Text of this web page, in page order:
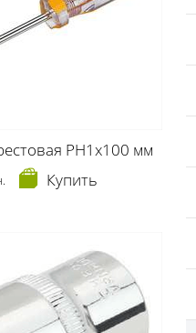
РН1х100 мм
Купить